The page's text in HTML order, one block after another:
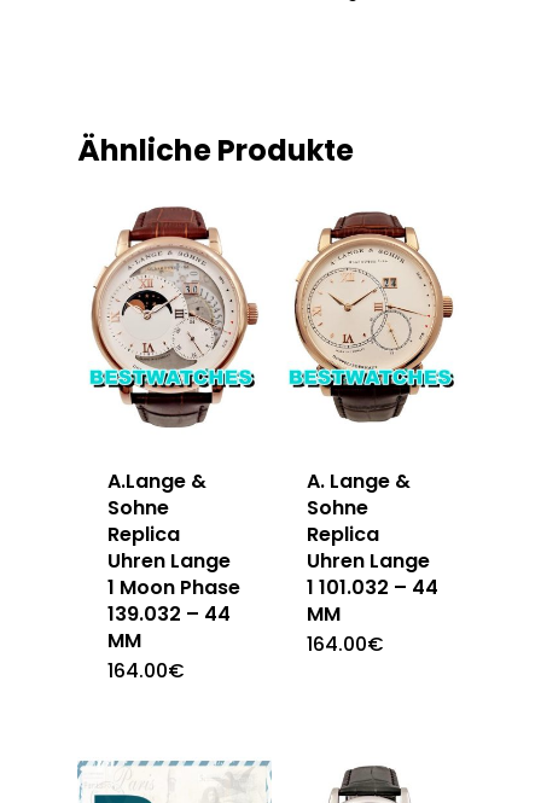
Ähnliche Produkte
A.Lange &
Sohne
Replica
Uhren Lange
1 Moon Phase
139.032 – 44
MM
164.00€
A. Lange &
Sohne
Replica
Uhren Lange
1 101.032 – 44
MM
164.00€